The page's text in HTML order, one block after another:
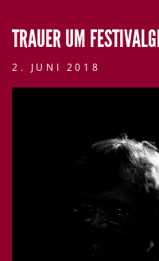
TRAUER UM
2. JUNI 2018